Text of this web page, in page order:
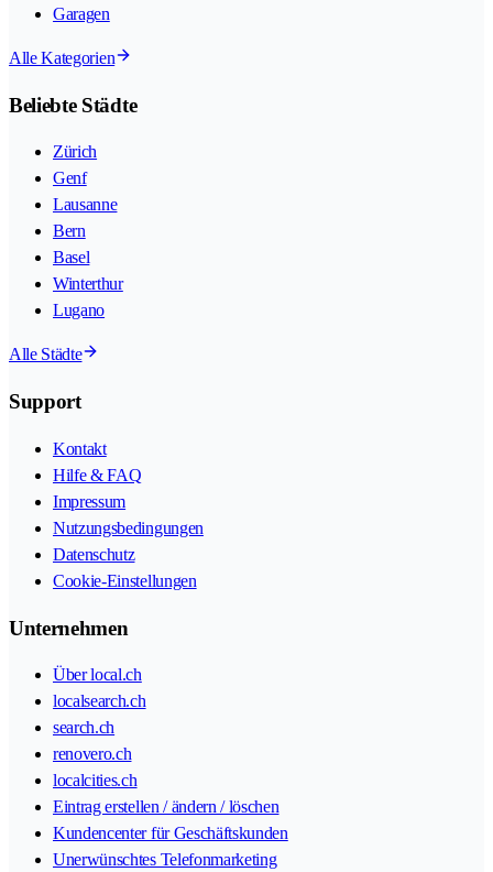
Garagen
Alle Kategorien
Beliebte Städte
Zürich
Genf
Lausanne
Bern
Basel
Winterthur
Lugano
Alle Städte
Support
Kontakt
Hilfe & FAQ
Impressum
Nutzungsbedingungen
Datenschutz
Cookie-Einstellungen
Unternehmen
Über local.ch
localsearch.ch
search.ch
renovero.ch
localcities.ch
Eintrag erstellen / ändern / löschen
Kundencenter für Geschäftskunden
Unerwünschtes Telefonmarketing